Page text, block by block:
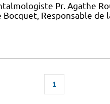
Pr. Agathe
Responsable de
1